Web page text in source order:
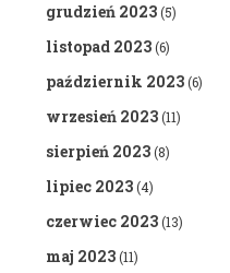
grudzień 2023(5)
listopad 2023(6)
październik 2023(6)
wrzesień 2023(11)
sierpień 2023(8)
lipiec 2023(4)
czerwiec 2023(13)
maj 2023(11)